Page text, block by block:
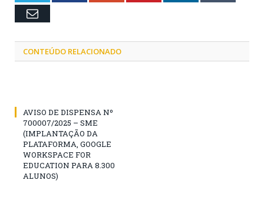
Email
CONTEÚDO RELACIONADO
AVISO DE DISPENSA Nº
700007/2025 – SME
(IMPLANTAÇÃO DA
PLATAFORMA, GOOGLE
WORKSPACE FOR
EDUCATION PARA 8.300
ALUNOS)